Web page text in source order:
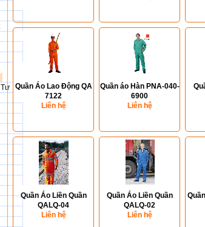
Quần Áo Lao Động QA
7122
Liên hệ
Quần áo Hàn PNA-040-
6900
Liên hệ
Quần Áo Liền Quần
QALQ-04
Liên hệ
Quần Áo Liền Quần
QALQ-02
Liên hệ